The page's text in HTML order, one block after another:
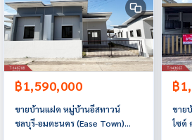
฿1,590,000
ขายบ้านแฝด หมู่บ้านอีสทาวน์
ชลบุรี-อมตะนคร (Ease Town)
฿
ขาย
ไซด์